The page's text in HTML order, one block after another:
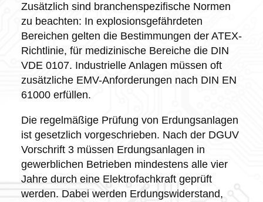
Zusätzlich sind branchenspezifische Normen
zu beachten: In explosionsgefährdeten
Bereichen gelten die Bestimmungen der ATEX-
Richtlinie, für medizinische Bereiche die DIN
VDE 0107. Industrielle Anlagen müssen oft
zusätzliche EMV-Anforderungen nach DIN EN
61000 erfüllen.
Die regelmäßige Prüfung von Erdungsanlagen
ist gesetzlich vorgeschrieben. Nach der DGUV
Vorschrift 3 müssen Erdungsanlagen in
gewerblichen Betrieben mindestens alle vier
Jahre durch eine Elektrofachkraft geprüft
werden. Dabei werden Erdungswiderstand,